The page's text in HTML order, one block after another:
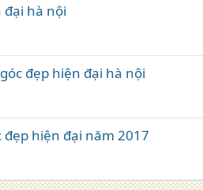
đại hà nội
đẹp hiện đại hà nội
đẹp hiện đại năm 2017